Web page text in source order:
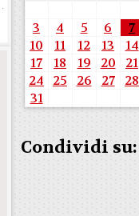
3
4 5 6 7
10
11 12 13 14
17
18 19 20 21
24
25 26 27 28
31
Condividi su: